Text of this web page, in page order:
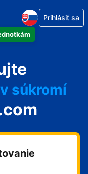
Prihlásiť sa
súkromí